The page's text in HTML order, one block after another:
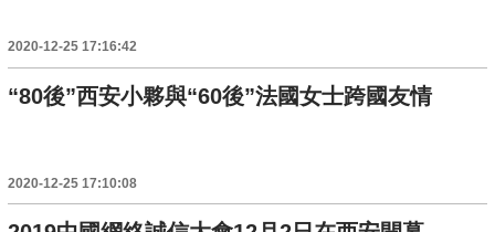
2020-12-25 17:16:42
“80後”西安小夥與“60後”法國女士跨國友情
2020-12-25 17:10:08